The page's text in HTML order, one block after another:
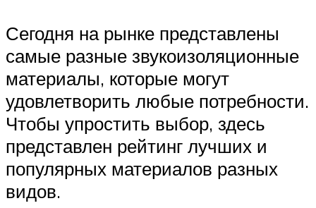
Сегодня на рынке представлены
самые разные звукоизоляционные
материалы, которые могут
удовлетворить любые потребности.
Чтобы упростить выбор, здесь
представлен рейтинг лучших и
популярных материалов разных
видов.